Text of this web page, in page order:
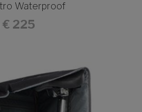
Waterproof
€ 225